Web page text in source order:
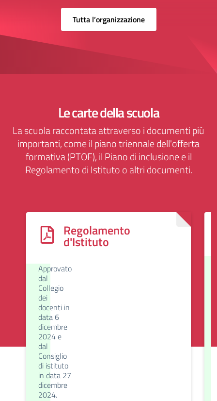
Tutta l’organizzazione
Le carte della scuola
La scuola raccontata attraverso i documenti più
importanti, come il piano triennale dell'offerta
formativa (PTOF), il Piano di inclusione e il
Regolamento di Istituto o altri documenti.
Regolamento
d'Istituto
Approvato
dal
Collegio
dei
docenti in
data 6
dicembre
2024 e
dal
Consiglio
di istituto
in data 27
dicembre
2024.